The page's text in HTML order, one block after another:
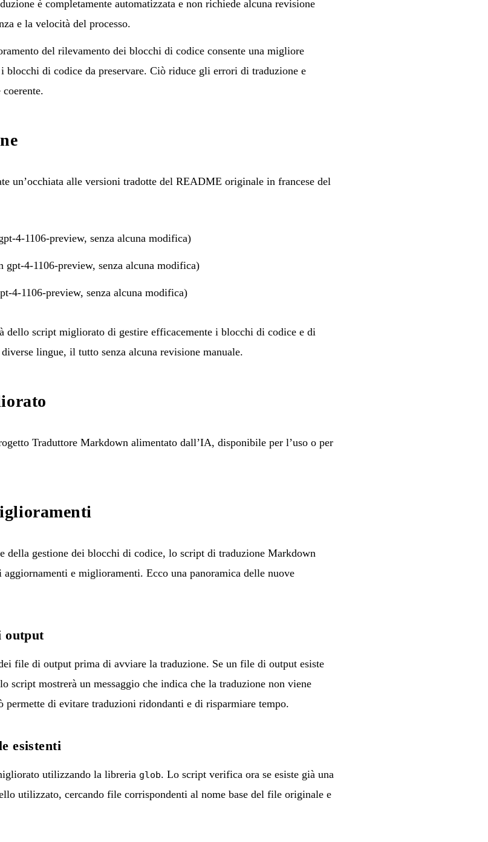
è completamente automatizzata e non richiede alcuna revisione
e la velocità del processo.
del rilevamento dei blocchi di codice consente una migliore
blocchi di codice da preservare. Ciò riduce gli errori di traduzione e
un’occhiata alle versioni tradotte del README originale in francese del
4-1106-preview, senza alcuna modifica)
4-1106-preview, senza alcuna modifica)
4-1106-preview, senza alcuna modifica)
dello script migliorato di gestire efficacemente i blocchi di codice e di
lingue, il tutto senza alcuna revisione manuale.
Traduttore Markdown alimentato dall’IA, disponibile per l’uso o per
della gestione dei blocchi di codice, lo script di traduzione Markdown
e miglioramenti. Ecco una panoramica delle nuove
output
file di output prima di avviare la traduzione. Se un file di output esiste
script mostrerà un messaggio che indica che la traduzione non viene
permette di evitare traduzioni ridondanti e di risparmiare tempo.
esistenti
utilizzando la libreria glob. Lo script verifica ora se esiste già una
utilizzato, cercando file corrispondenti al nome base del file originale e